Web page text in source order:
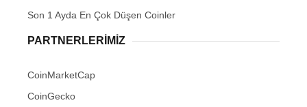
Son 1 Ayda En Çok Düşen Coinler
PARTNERLERIMIZ
CoinMarketCap
CoinGecko